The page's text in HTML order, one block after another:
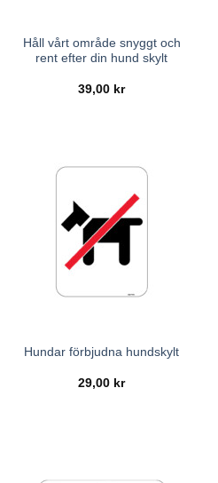
Håll vårt område snyggt och
rent efter din hund skylt
39,00 kr
Hundar förbjudna hundskylt
29,00 kr